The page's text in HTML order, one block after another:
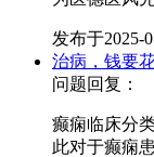
发布于2025-
治病，钱要
问题回复：
癫痫临床分
此对于癫痫